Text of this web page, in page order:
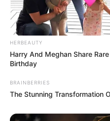
HERBEAUTY
Harry And Meghan Share
Birthday
BRAINBERRIES
The Stunning Transformation